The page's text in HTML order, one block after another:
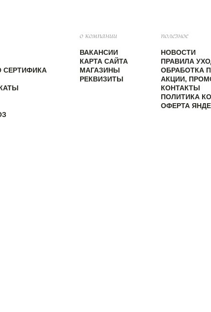
СЕРТИФИКА
о компании
ВАКАНСИИ
КАРТА САЙТА
МАГАЗИНЫ
РЕКВИЗИТЫ
полезное
НОВОСТИ
ПРАВИЛА
ОБРАБОТКА
АКЦИИ,
КОНТАКТЫ
ПОЛИТИКА
ОФЕРТА